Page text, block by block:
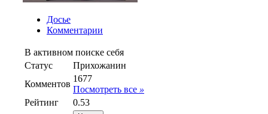
Досье
Комментарии
В активном поиске себя
Статус
Прихожанин
Комментов
1677
Посмотреть все »
Рейтинг
0.53